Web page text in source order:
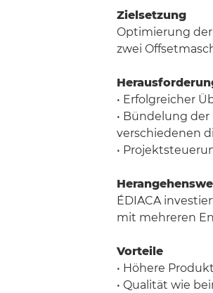
Zielsetzung
Optimierung
zwei
• Erfolgreicher
• Bündelung
verschiedenen
•
ÉDIACA
mit mehreren
Vorteile
• Höhere
• Qualität wie